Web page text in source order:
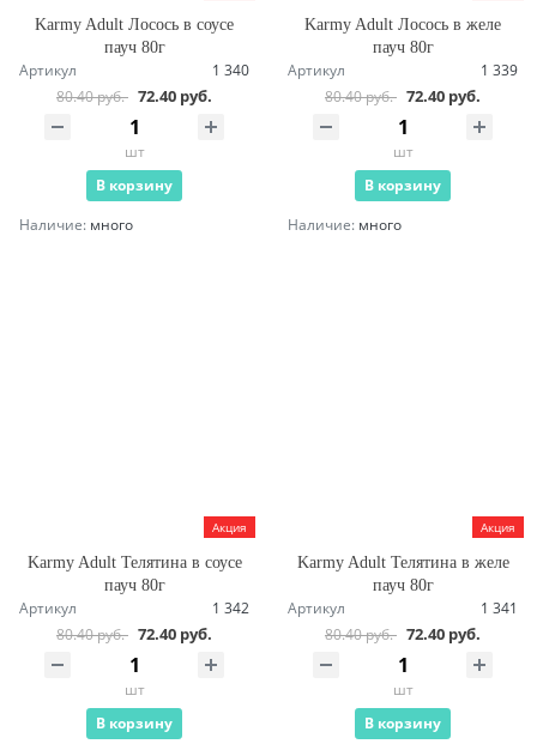
Karmy Adult Лосось в соусе
пауч 80г
Артикул
1 340
80.40 руб. 72.40 руб.
шт
В корзину
Наличие: много
Karmy Adult Лосось в желе
пауч 80г
Артикул
1 339
80.40 руб. 72.40 руб.
шт
В корзину
Наличие: много
Акция
Karmy Adult Телятина в соусе
пауч 80г
Артикул
1 342
80.40 руб. 72.40 руб.
шт
В корзину
Акция
Karmy Adult Телятина в желе
пауч 80г
Артикул
1 341
80.40 руб. 72.40 руб.
шт
В корзину